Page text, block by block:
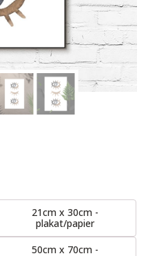
21cm x 30cm -
plakat/papier
50cm x 70cm -